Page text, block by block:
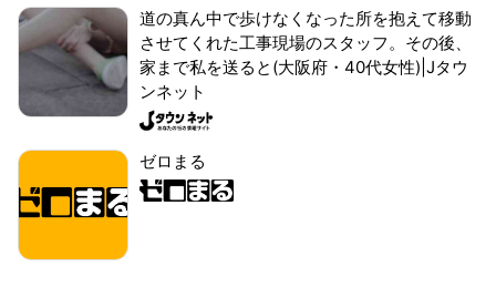
道の真ん中で歩けなくなった所を抱えて移動
させてくれた工事現場のスタッフ。その後、
家まで私を送ると(大阪府・40代女性)|Jタウ
ンネット
ゼロまる